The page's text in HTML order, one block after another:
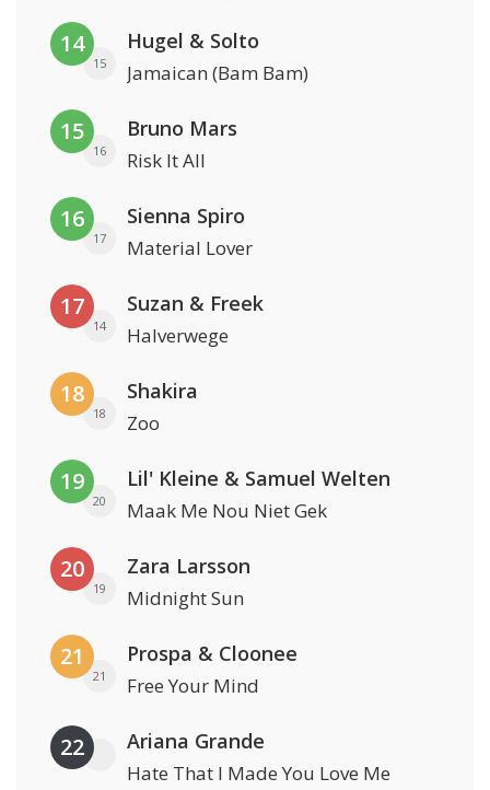
14
15
Hugel & Solto
Jamaican (Bam Bam)
15
16
Bruno Mars
Risk It All
16
17
Sienna Spiro
Material Lover
17
14
Suzan & Freek
Halverwege
18
18
Shakira
Zoo
19
20
Lil' Kleine & Samuel Welten
Maak Me Nou Niet Gek
20
19
Zara Larsson
Midnight Sun
21
21
Prospa & Cloonee
Free Your Mind
22 Ariana Grande
Hate That I Made You Love Me